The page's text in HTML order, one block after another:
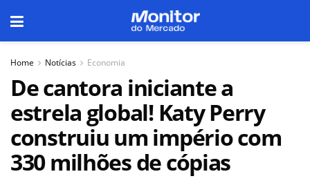
Home Notícias Economia
De cantora iniciante a
estrela global! Katy Perry
construiu um império com
330 milhões de cópias